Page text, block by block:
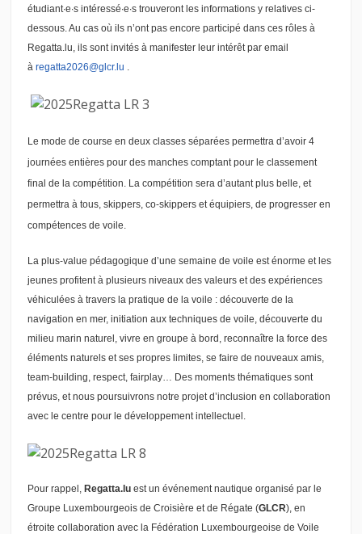
étudiant∙e∙s intéressé∙e∙s trouveront les informations y relatives ci-
dessous. Au cas où ils n’ont pas encore participé dans ces rôles à
Regatta.lu, ils sont invités à manifester leur intérêt par email
à regatta2026@glcr.lu .
Le mode de course en deux classes séparées permettra d’avoir 4
journées entières pour des manches comptant pour le classement
final de la compétition. La compétition sera d’autant plus belle, et
permettra à tous, skippers, co-skippers et équipiers, de progresser en
compétences de voile.
La plus-value pédagogique d’une semaine de voile est énorme et les
jeunes profitent à plusieurs niveaux des valeurs et des expériences
véhiculées à travers la pratique de la voile : découverte de la
navigation en mer, initiation aux techniques de voile, découverte du
milieu marin naturel, vivre en groupe à bord, reconnaître la force des
éléments naturels et ses propres limites, se faire de nouveaux amis,
team-building, respect, fairplay… Des moments thématiques sont
prévus, et nous poursuivrons notre projet d’inclusion en collaboration
avec le centre pour le développement intellectuel.
Pour rappel, Regatta.luest un événement nautique organisé par le
Groupe Luxembourgeois de Croisière et de Régate (GLCR), en
étroite collaboration avec la Fédération Luxembourgeoise de Voile